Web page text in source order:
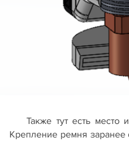
Также тут есть место
Крепление ремня